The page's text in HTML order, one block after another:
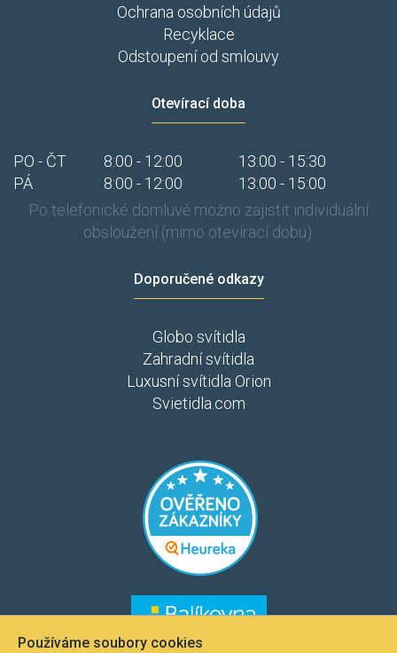
Ochrana osobních údajů
Recyklace
Odstoupení od smlouvy
Otevírací doba
PO - ČT 8:00 - 12:00
13:00 - 15:30
PÁ
8:00 - 12:00
13:00 - 15:00
Po telefonické domluvě možno zajistit individuální
obsloužení (mimo otevírací dobu).
Doporučené odkazy
Globo svítidla
Zahradní svítidla
Luxusní svítidla Orion
Svietidla.com
Používáme soubory cookies